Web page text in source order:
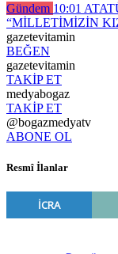
Gündem 10:01
“MİLLETİMİZİN
gazetevitamin
BEĞEN
gazetevitamin
TAKİP ET
medyabogaz
TAKİP ET
@bogazmedyatv
ABONE OL
Resmî İlanlar